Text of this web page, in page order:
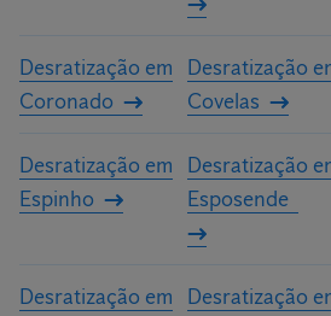
Desratização em
Coronado
Desratização
Covelas
Desratização em
Espinho
Desratização
Esposende
Desratização em
Desratização